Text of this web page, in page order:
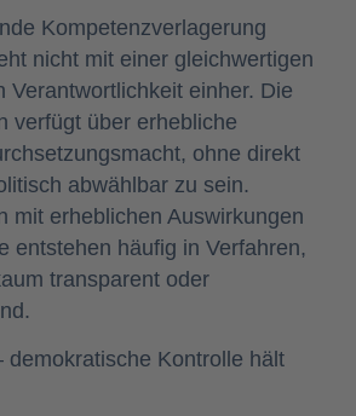
Kompetenzverlagerung
nicht mit einer gleichwertigen
Verantwortlichkeit einher. Die
verfügt über erhebliche
ohne direkt
abwählbar zu sein.
mit erheblichen Auswirkungen
entstehen häufig in Verfahren,
transparent oder
demokratische Kontrolle hält